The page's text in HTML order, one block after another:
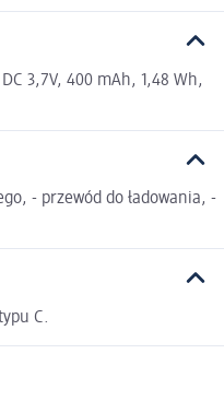
3,7V, 400 mAh, 1,48 Wh,
- przewód do ładowania, -
C.